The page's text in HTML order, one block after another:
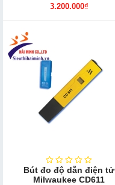
3.200.000₫
Bút đo độ dẫn điện tử
Milwaukee CD611